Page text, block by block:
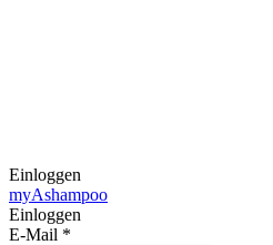
Einloggen
myAshampoo
Einloggen
E-Mail *